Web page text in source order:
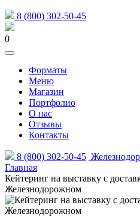
8 (800) 302-50-45
0
Форматы
Меню
Магазин
Портфолио
О нас
Отзывы
Контакты
8 (800) 302-50-45
Главная
Кейтеринг на выставку с
Железнодорожном